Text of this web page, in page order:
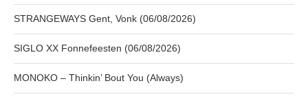
STRANGEWAYS Gent, Vonk (06/08/2026)
SIGLO XX Fonnefeesten (06/08/2026)
MONOKO – Thinkin’ Bout You (Always)